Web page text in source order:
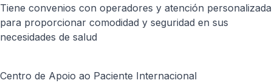
Tiene convenios con operadores y atención personalizada
para proporcionar comodidad y seguridad en sus
necesidades de salud
Centro de Apoio ao Paciente Internacional